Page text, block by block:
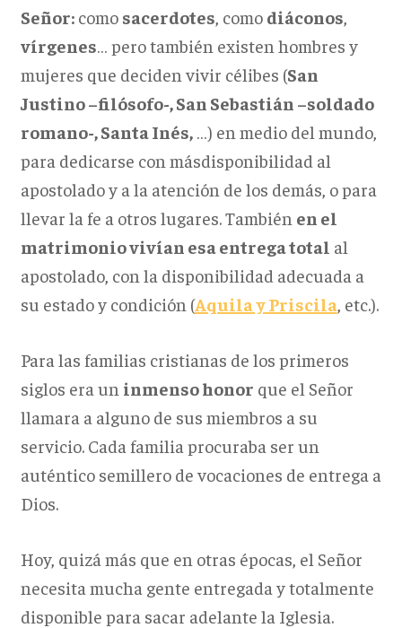
Señor:como sacerdotes , como diáconos
vírgenes … pero también existen hombres y
mujeres que deciden vivir célibes (San
Justino –filósofo-, San Sebastián –soldado
romano-, Santa Inés,…) en medio del mundo,
para dedicarse con másdisponibilidad al
apostolado y a la atención de los demás, o para
llevar la fe a otros lugares. También en el
matrimonio vivían esa entrega total al
apostolado, con la disponibilidad adecuada a
su estado y condición (Aquila y Priscila , etc.).
Para las familias cristianas de los primeros
siglos era un inmenso honor que el Señor
llamara a alguno de sus miembros a su
servicio. Cada familia procuraba ser un
auténtico semillero de vocaciones de entrega a
Dios.
Hoy, quizá más que en otras épocas, el Señor
necesita mucha gente entregada y totalmente
disponible para sacar adelante la Iglesia.